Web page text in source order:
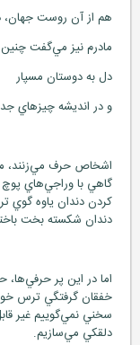
هم از آن روست جهان،
مادرم نيز مي‌گفت چنين
دل به دوستان مسپار
و در انديشه چيزهاي
اشخاص حرف مي‌زنند،
گاهي با وراجي‌هاي پوچ
كردن دندان ياوه گوي
دندان شكسته بخت باخته
اما در اين پر
خفقان گرفتگي ترس
سخني نمي‌گوييم غير
دلقكي مي‌سازيم.